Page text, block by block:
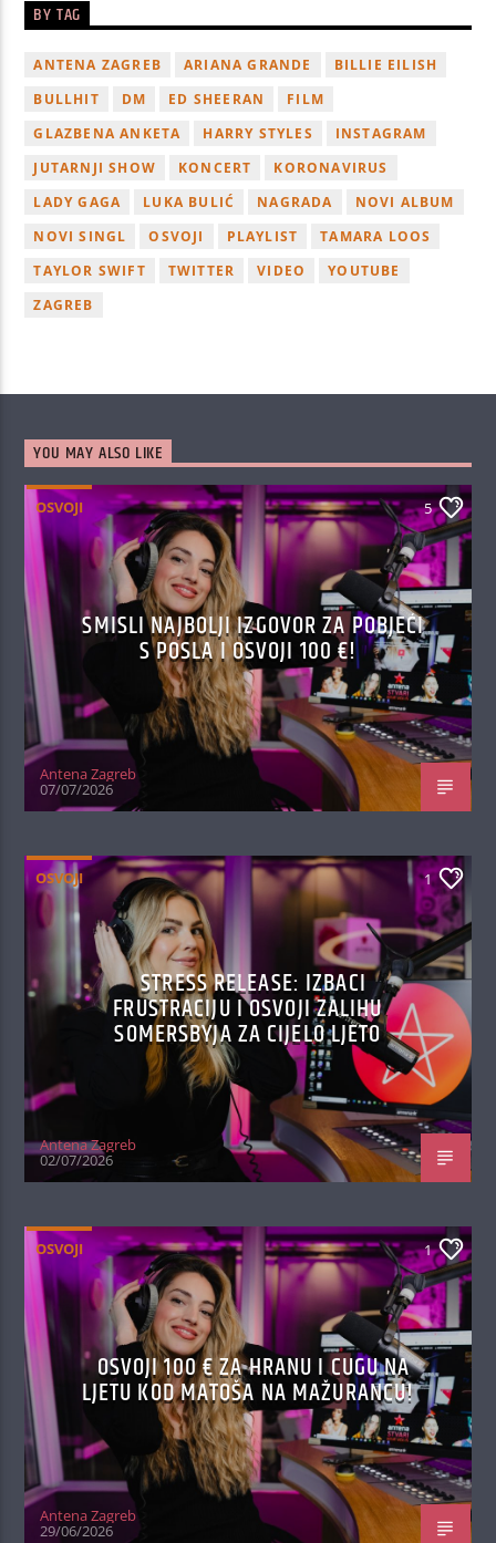
BY TAG
ANTENA ZAGREB ARIANA GRANDE
BILLIE EILISH
BULLHIT
DM ED SHEERAN
FILM
GLAZBENA ANKETA
HARRY STYLES
INSTAGRAM
JUTARNJI SHOW
KONCERT
KORONAVIRUS
LADY GAGA
LUKA BULIĆ NAGRADA
NOVI ALBUM
NOVI SINGL
OSVOJI PLAYLIST
TAMARA LOOS
TAYLOR SWIFT
TWITTER VIDEO
YOUTUBE
ZAGREB
YOU MAY ALSO LIKE
OSVOJI 5
SMISLI NAJBOLJI IZGOVOR ZA POBJEĆI
S POSLA I OSVOJI 100 €!
Antena Zagreb
07/07/2026
OSVOJI 1
STRESS RELEASE: IZBACI
FRUSTRACIJU I OSVOJI ZALIHU
SOMERSBYJA ZA CIJELO LJETO
Antena Zagreb
02/07/2026
OSVOJI 1
OSVOJI 100 € ZA HRANU I CUGU NA
LJETU KOD MATOŠA NA MAŽURANCU!
Antena Zagreb
29/06/2026